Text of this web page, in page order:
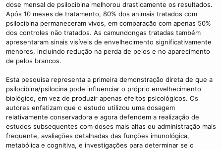
dose mensal de psilocibina melhorou drasticamente os resultados.
Após 10 meses de tratamento, 80% dos animais tratados com
psilocibina permaneceram vivos, em comparação com apenas 50%
dos controles não tratados. As camundongas tratadas também
apresentaram sinais visíveis de envelhecimento significativamente
menores, incluindo redução na perda de pelos e no aparecimento
de pelos brancos.
Esta pesquisa representa a primeira demonstração direta de que a
psilocibina/psilocina pode influenciar o próprio envelhecimento
biológico, em vez de produzir apenas efeitos psicológicos. Os
autores enfatizam que o estudo utilizou uma dosagem
relativamente conservadora e agora defendem a realização de
estudos subsequentes com doses mais altas ou administração mais
frequente, avaliações detalhadas das funções imunológica,
metabólica e cognitiva, e investigações para determinar se o